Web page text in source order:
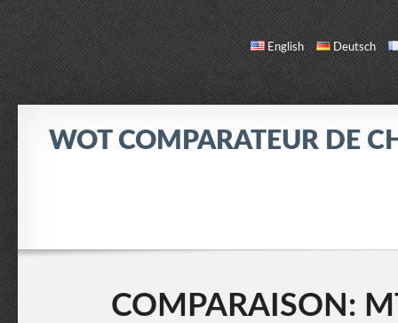
English Deutsch
WOT COMPARATEUR DE
COMPARAISON: